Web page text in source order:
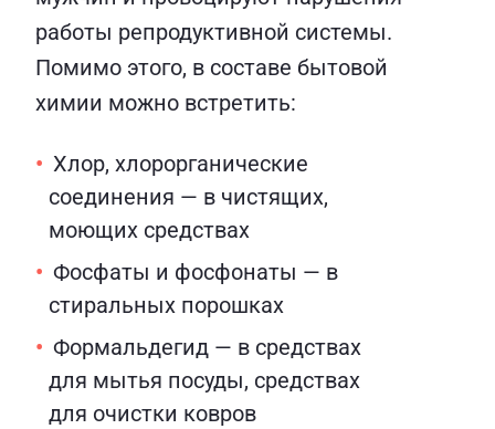
работы репродуктивной системы.
Помимо этого, в составе бытовой
химии можно встретить:
Хлор, хлорорганические
соединения — в чистящих,
моющих средствах
Фосфаты и фосфонаты — в
стиральных порошках
Формальдегид — в средствах
для мытья посуды, средствах
для очистки ковров